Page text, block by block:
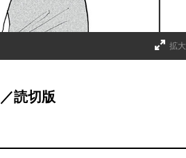
拡大
読切版